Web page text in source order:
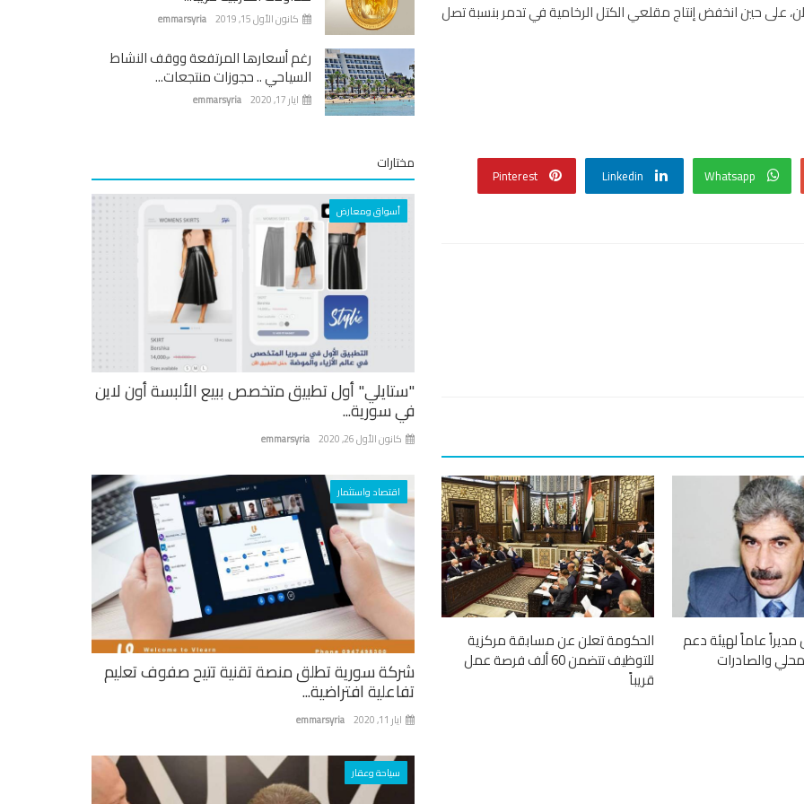
بلغت كمية الغضار المنتجة نحو 50 ألف طن، على حين انخفض إنتاج مقلعي الكتل الرخامية في تدمر بنسبة تصل
Whatsapp
Linkedin
Pinterest
مديراً عاماً لهيئة دعم
والصادرات
الحكومة تعلن عن مسابقة مركزية
للتوظيف تتضمن 60 ألف فرصة عمل
قريباً
emmarsyria كانون الأول 15, 2019
رغم أسعارها المرتفعة ووقف النشاط
السياحي .. حجوزات منتجعات...
emmarsyria ايار 17, 2020
مختارات
أسواق ومعارض
"ستايلي" أول تطبيق متخصص ببيع الألبسة أون لاين
في سورية...
emmarsyria كانون الأول 26, 2020
اقتصاد واستثمار
شركة سورية تطلق منصة تقنية تتيح صفوف تعليم
تفاعلية افتراضية...
emmarsyria ايار 11, 2020
سياحة وعقار